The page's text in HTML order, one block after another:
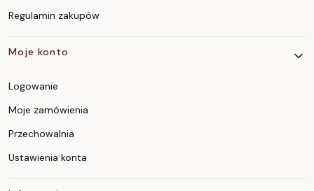
Regulamin zakupów
Moje konto
Logowanie
Moje zamówienia
Przechowalnia
Ustawienia konta